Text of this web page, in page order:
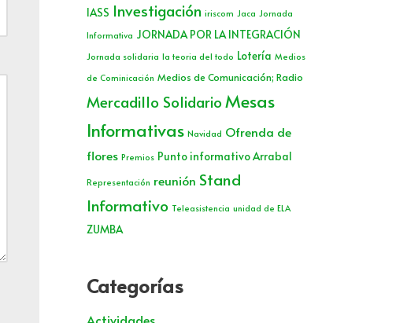
IASS Investigación iriscom Jaca Jornada
Informativa JORNADA POR LA INTEGRACIÓN
Jornada solidaria la teoria del todo Lotería Medios
de Cominicación Medios de Comunicación; Radio
Mercadillo SolidarioMesas
Informativas Navidad Ofrenda de
flores Premios Punto informativo Arrabal
Representación reunión Stand
Informativo Teleasistencia unidad de ELA
ZUMBA
Categorías